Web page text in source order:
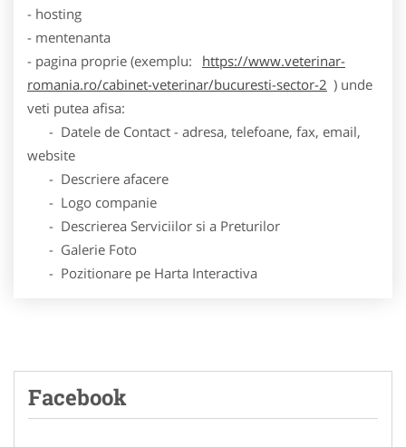
- hosting
- mentenanta
- pagina proprie (exemplu:
https://www.veterinar-
romania.ro/cabinet-veterinar/bucuresti-sector-2 ) unde
veti putea afisa:
- Datele de Contact - adresa, telefoane, fax, email,
website
- Descriere afacere
- Logo companie
- Descrierea Serviciilor si a Preturilor
- Galerie Foto
- Pozitionare pe Harta Interactiva
Facebook